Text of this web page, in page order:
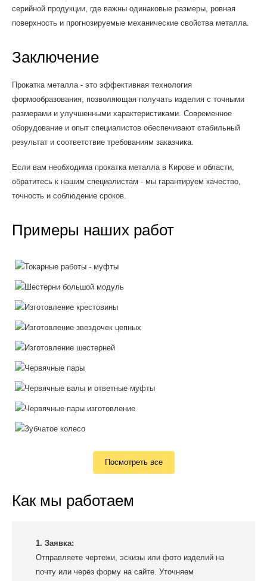
серийной продукции, где важны одинаковые размеры, ровная
поверхность и прогнозируемые механические свойства металла.
Заключение
Прокатка металла - это эффективная технология
формообразования, позволяющая получать изделия с точными
размерами и улучшенными характеристиками. Современное
оборудование и опыт специалистов обеспечивают стабильный
результат и соответствие требованиям заказчика.
Если вам необходима прокатка металла в Кирове и области,
обратитесь к нашим специалистам - мы гарантируем качество,
точность и соблюдение сроков.
Примеры наших работ
Посмотреть все
Как мы работаем
1. Заявка:
Отправляете чертежи, эскизы или фото изделий на
почту или через форму на сайте. Уточняем